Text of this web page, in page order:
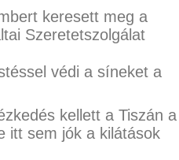
keresett meg a
Szeretetszolgálat
védi a síneket a
kellett a Tiszán a
itt sem jók a kilátások